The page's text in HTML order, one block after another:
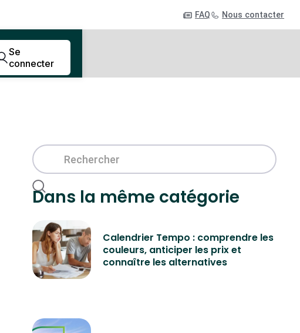
FAQ Nous contacter
Se
connecter
Dans la même catégorie
Calendrier Tempo : comprendre les
couleurs, anticiper les prix et
connaître les alternatives